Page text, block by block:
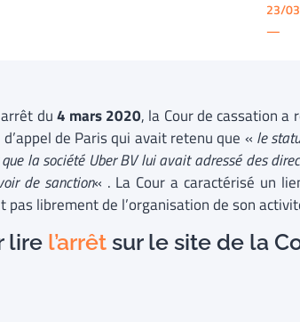
23/
—
du4 mars 2020, la Cour de cassation a
d’appel de Paris qui avait retenu que « le
la société Uber BV lui avait adressé des
de sanction« . La Cour a caractérisé un
pas librement de l’organisation de son
lire l’arrêt sur le site de la